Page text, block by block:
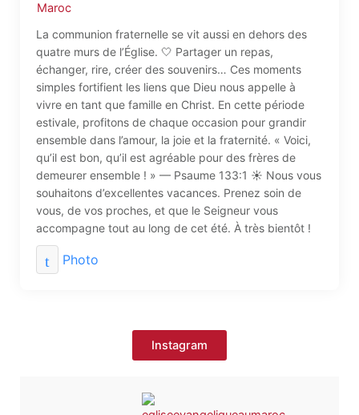
La communion fraternelle se vit aussi en dehors des
quatre murs de l’Église. 🤍 Partager un repas,
échanger, rire, créer des souvenirs… Ces moments
simples fortifient les liens que Dieu nous appelle à
vivre en tant que famille en Christ. En cette période
estivale, profitons de chaque occasion pour grandir
ensemble dans l’amour, la joie et la fraternité. « Voici,
qu’il est bon, qu’il est agréable pour des frères de
demeurer ensemble ! » — Psaume 133:1 ☀️ Nous vous
souhaitons d’excellentes vacances. Prenez soin de
vous, de vos proches, et que le Seigneur vous
accompagne tout au long de cet été. À très bientôt !
Photo
Instagram